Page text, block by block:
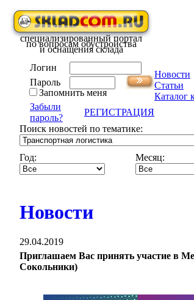
специализированный портал
по вопросам обустройства
и оснащения склада
Логин
Пароль
Запомнить меня
Забыли
пароль?
РЕГИСТРАЦИЯ
Новости
Статьи
Каталог
Поиск новостей по тематике:
Год: Месяц:
Новости
29.04.2019
Приглашаем Вас принять участие в
Сокольники)